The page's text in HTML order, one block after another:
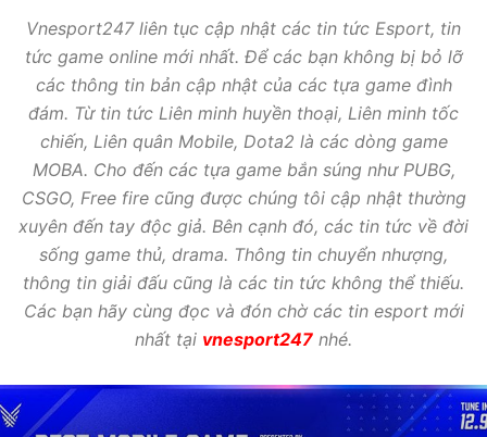
Vnesport247 liên tục cập nhật các tin tức Esport, tin
tức game online mới nhất. Để các bạn không bị bỏ lỡ
các thông tin bản cập nhật của các tựa game đình
đám. Từ tin tức Liên minh huyền thoại, Liên minh tốc
chiến, Liên quân Mobile, Dota2 là các dòng game
MOBA. Cho đến các tựa game bắn súng như PUBG,
CSGO, Free fire cũng được chúng tôi cập nhật thường
xuyên đến tay độc giả. Bên cạnh đó, các tin tức về đời
sống game thủ, drama. Thông tin chuyển nhượng,
thông tin giải đấu cũng là các tin tức không thể thiếu.
Các bạn hãy cùng đọc và đón chờ các tin esport mới
nhất tại vnesport247 nhé.